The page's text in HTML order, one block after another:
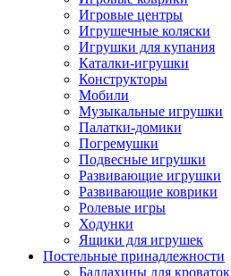
Игровые центры
Игрушечные коляски
Игрушки для купания
Каталки-игрушки
Конструкторы
Мобили
Музыкальные игрушки
Палатки-домики
Погремушки
Подвесные игрушки
Развивающие игрушки
Развивающие коврики
Ролевые игры
Ходунки
Ящики для игрушек
Постельные принадлежности
Балдахины для кроваток